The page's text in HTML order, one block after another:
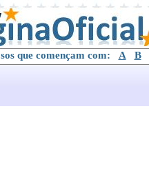
que començam com: A B